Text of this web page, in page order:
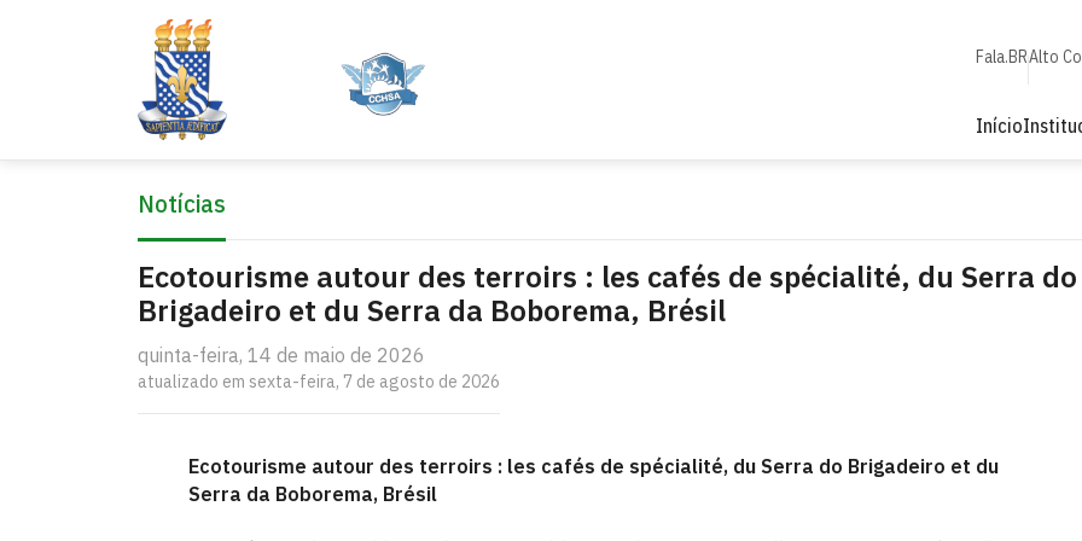
Fala.BRAlto
Início
Notícias
Ecotourisme autour des terroirs : les cafés de spécialité, du Serra do
Brigadeiro et du Serra da Boborema, Brésil
quinta-feira, 14 de maio de 2026
atualizado em sexta-feira, 7 de agosto de 2026
Ecotourisme autour des terroirs : les cafés de spécialité, du Serra do Brigadeiro et du
Serra da Boborema, Brésil